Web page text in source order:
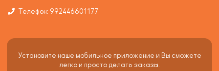
Телефон: 992446601177
Установите наше мобильное приложение и Вы сможете
легко и просто делать заказы.